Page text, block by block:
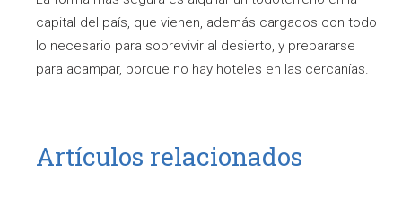
capital del país, que vienen, además cargados con todo
lo necesario para sobrevivir al desierto, y prepararse
para acampar, porque no hay hoteles en las cercanías.
Artículos relacionados